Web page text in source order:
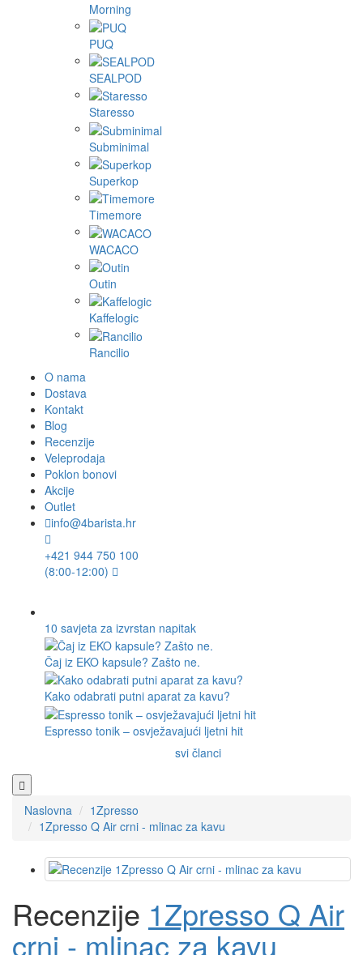
Morning
PUQ
SEALPOD
Staresso
Subminimal
Superkop
Timemore
WACACO
Outin
Kaffelogic
Rancilio
O nama
Dostava
Kontakt
Blog
Recenzije
Veleprodaja
Poklon bonovi
Akcije
Outlet
info@4barista.hr
+421 944 750 100
(8:00-12:00)
10 savjeta za izvrstan napitak
Čaj iz EKO kapsule? Zašto ne.
Kako odabrati putni aparat za kavu?
Espresso tonik – osvježavajući ljetni hit
svi članci
Naslovna
1Zpresso
1Zpresso Q Air crni - mlinac za kavu
Recenzije 1Zpresso Q Air
crni - mlinac za kavu